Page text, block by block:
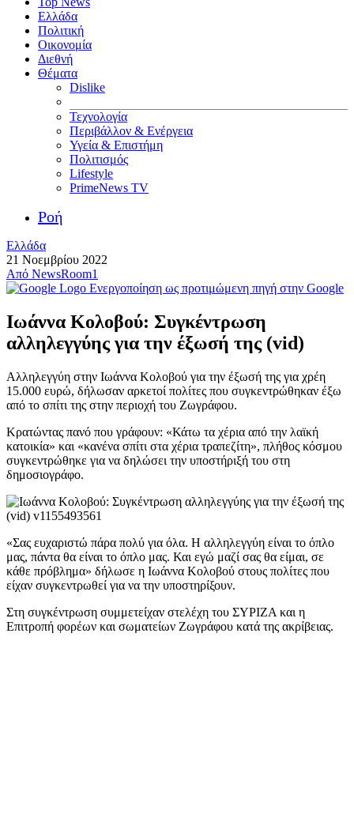
Ελλάδα
Πολιτική
Οικονομία
Διεθνή
Θέματα
Dislike
Τεχνολογία
Περιβάλλον & Ενέργεια
Υγεία & Επιστήμη
Πολιτισμός
Lifestyle
PrimeNews TV
Ροή
Ελλάδα
21 Νοεμβρίου 2022
Από NewsRoom1
Ενεργοποίηση ως προτιμώμενη πηγή στην Google
Ιωάννα Κολοβού: Συγκέντρωση
αλληλεγγύης για την έξωσή της (vid)
Αλληλεγγύη στην Ιωάννα Κολοβού για την έξωσή της για χρέη
15.000 ευρώ, δήλωσαν αρκετοί πολίτες που συγκεντρώθηκαν έξω
από το σπίτι της στην περιοχή του Ζωγράφου.
Κρατώντας πανό που γράφουν: «Κάτω τα χέρια από την λαϊκή
κατοικία» και «κανένα σπίτι στα χέρια τραπεζίτη», πλήθος κόσμου
συγκεντρώθηκε για να δηλώσει την υποστήριξή του στη
δημοσιογράφο.
«Σας ευχαριστώ πάρα πολύ για όλα. Η αλληλεγγύη είναι το όπλο
μας, πάντα θα είναι το όπλο μας. Και εγώ μαζί σας θα είμαι, σε
κάθε πρόβλημα» δήλωσε η Ιωάννα Κολοβού στους πολίτες που
είχαν συγκεντρωθεί για να την υποστηρίξουν.
Στη συγκέντρωση συμμετείχαν στελέχη του ΣΥΡΙΖΑ και η
Επιτροπή φορέων και σωματείων Ζωγράφου κατά της ακρίβειας.